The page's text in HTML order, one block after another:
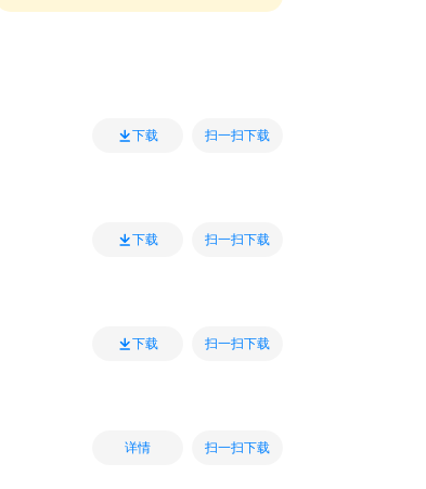
下载 扫一扫下载
下载 扫一扫下载
下载 扫一扫下载
详情 扫一扫下载